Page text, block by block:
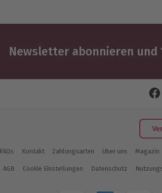
Newsletter abonnieren und
FAQs Kontakt Zahlungsarten Über uns Magazin
AGB Cookie Einstellungen Datenschutz